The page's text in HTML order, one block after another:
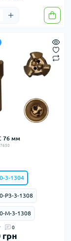
76 мм
3-1304
Р3-3-1308
М-3-1308
0
грн